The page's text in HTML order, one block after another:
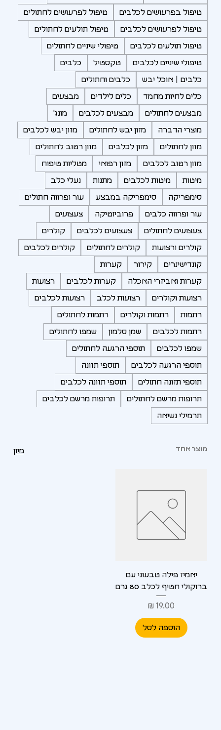
טיפול בפרעושים לכלבים טיפול לפרעושים לחתולים
טיפול לפרעושים לכלבים טיפול תולעים לחתולים
טיפול תולעים לכלבים טיפולי שיניים לחתולים
טיפולי שיניים לכלבים טקסטיל כלבים
כלבים | אוכל יבש כלבים וחתולים
כלים לחיות מחמד כלים לילדים מבצעים
מבצעים לחתולים מבצעים לכלבים מונג'
מוצרי הדברה מזון יבש לחתולים מזון יבש לכלבים
מזון לחתולים מזון לכלבים מזון רטוב לחתולים
מזון רטוב לכלבים מזון רפואי מטליות טיפוח
מיטות מיטות לכלבים מתנות נעלי כלב
סימפריקה סימפריקה במבצע עור ופרווה חתולים
עור ופרווה כלבים פרוביוטיקה צעצועים
צעצועים לחתולים צעצועים לכלבים קולרים
קולרים ורצועות קולרים לחתולים קולרים לכלבים
קונדישינרים קירור קערות
קערות ואביזרי האכלה קערות לכלבים רצועות
רצועות וקולרים רצועות לכלב רצועות לכלבים
רתמות רתמות וקולרים רתמות לחתולים
רתמות לכלבים שמן סלמון שמפו לחתולים
שמפו לכלבים תוספי הרגעה לחתולים
תוספי הרגעה לכלבים תוספי תזונה
תוספי תזונה חתולים תוספי תזונה לכלבים
תרופות מרשם לחתולים תרופות מרשם לכלבים
תרמילי נשיאה
מוצר אחד מיון
יאמיז פילה טבעוני עם
ברוקולי חטיף לכלב 80 גרם
מחיר
הוספה לסל